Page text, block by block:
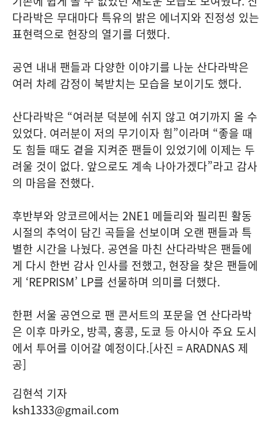
다라박은 무대마다 특유의 밝은 에너지와 진정성 있는
표현력으로 현장의 열기를 더했다.
공연 내내 팬들과 다양한 이야기를 나눈 산다라박은
여러 차례 감정이 북받치는 모습을 보이기도 했다.
산다라박은 “여러분 덕분에 쉬지 않고 여기까지 올 수
있었다. 여러분이 저의 무기이자 힘”이라며 “좋을 때
도 힘들 때도 곁을 지켜준 팬들이 있었기에 이제는 두
려울 것이 없다. 앞으로도 계속 나아가겠다”라고 감사
의 마음을 전했다.
후반부와 앙코르에서는 2NE1 메들리와 필리핀 활동
시절의 추억이 담긴 곡들을 선보이며 오랜 팬들과 특
별한 시간을 나눴다. 공연을 마친 산다라박은 팬들에
게 다시 한번 감사 인사를 전했고, 현장을 찾은 팬들에
게 ‘REPRISM’ LP를 선물하며 의미를 더했다.
한편 서울 공연으로 팬 콘서트의 포문을 연 산다라박
은 이후 마카오, 방콕, 홍콩, 도쿄 등 아시아 주요 도시
에서 투어를 이어갈 예정이다.[사진 = ARADNAS 제
공]
김현석 기자
ksh1333@gmail.com